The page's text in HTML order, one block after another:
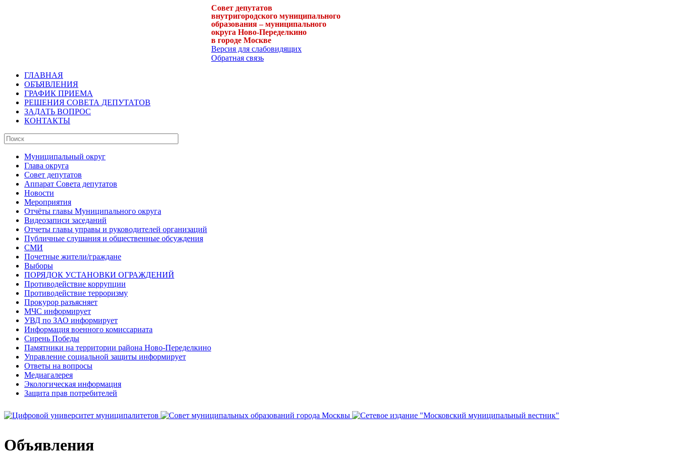
Совет депутатов
внутригородского муниципального
образования – муниципального
округа Ново-Переделкино
в городе Москве
Версия для слабовидящих
Обратная связь
ГЛАВНАЯ
ОБЪЯВЛЕНИЯ
ГРАФИК ПРИЕМА
РЕШЕНИЯ СОВЕТА ДЕПУТАТОВ
ЗАДАТЬ ВОПРОС
КОНТАКТЫ
Муниципальный округ
Глава округа
Совет депутатов
Аппарат Совета депутатов
Новости
Мероприятия
Отчёты главы Муниципального округа
Видеозаписи заседаний
Отчеты главы управы и руководителей организаций
Публичные слушания и общественные обсуждения
СМИ
Почетные жители/граждане
Выборы
ПОРЯДОК УСТАНОВКИ ОГРАЖДЕНИЙ
Противодействие коррупции
Противодействие терроризму
Прокурор разъясняет
МЧС информирует
УВД по ЗАО информирует
Информация военного комиссариата
Сирень Победы
Памятники на территории района Ново-Переделкино
Управление социальной защиты информирует
Ответы на вопросы
Медиагалерея
Экологическая информация
Защита прав потребителей
Объявления